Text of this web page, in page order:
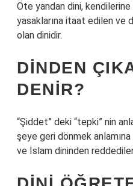
Öte yandan dini,
yasaklarına itaat edilen ve
olan dinidir.
DINDEN
DENIR?
“Şiddet” deki “tepki” nin
şeye geri dönmek
ve İslam dininden